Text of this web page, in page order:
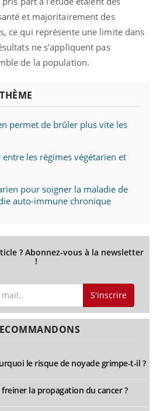
et majoritairement des
ce qui représente une limite dans
ne s'appliquent pas
de la population.
permet de brûler plus vite les
les régimes végétarien et
pour soigner la maladie de
auto-immune chronique
? Abonnez-vous à la newsletter
!
S'inscrire
le risque de noyade grimpe-t-il ?
la propagation du cancer ?